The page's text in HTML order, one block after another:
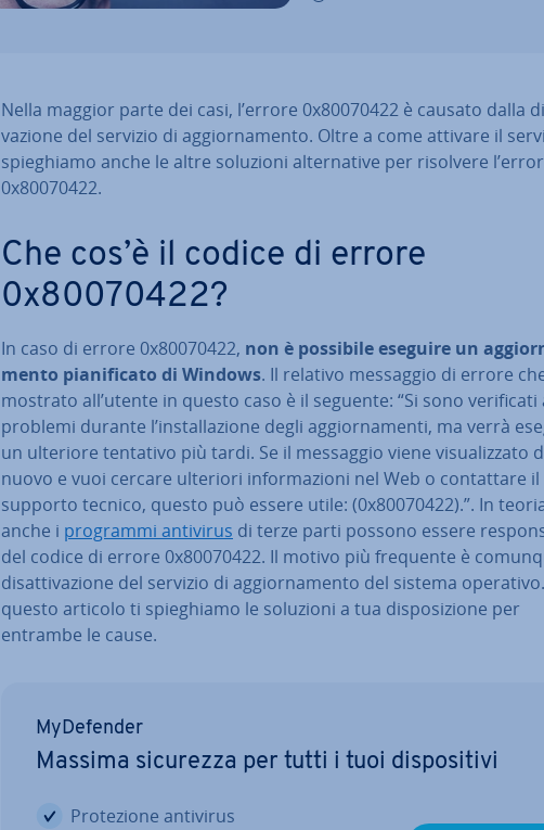
Nella maggior parte dei casi, l’errore 0x80070422 è causato dalla
va­zio­ne del servizio di ag­gior­na­men­to. Oltre a come attivare il
spie­ghia­mo anche le altre soluzioni al­ter­na­ti­ve per risolvere
0x80070422.
Che cos’è il codice di errore
0x80070422?
In caso di errore 0x80070422, non è possibile eseguire un
men­to pia­ni­fi­ca­to di Windows. Il relativo messaggio di errore
mostrato all’utente in questo caso è il seguente: “Si sono ve­ri­fi­ca­ti
problemi durante l’in­stal­la­zio­ne degli ag­gior­na­men­ti, ma verrà
un ulteriore tentativo più tardi. Se il messaggio viene vi­sua­liz­za­to
nuovo e vuoi cercare ulteriori in­for­ma­zio­ni nel Web o con­tat­ta­re il
supporto tecnico, questo può essere utile: (0x80070422).”. In
anche i programmi antivirus di terze parti possono essere
del codice di errore 0x80070422. Il motivo più frequente è
di­sat­ti­va­zio­ne del servizio di ag­gior­na­men­to del sistema
questo articolo ti spie­ghia­mo le soluzioni a tua di­spo­si­zio­ne per
entrambe le cause.
My­De­fen­der
Massima sicurezza per tutti i tuoi di­spo­si­ti­vi
Pro­te­zio­ne antivirus